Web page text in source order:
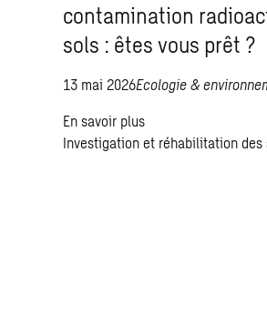
contamination
sols : êtes vous prêt ?
13 mai 2026Ecologie &
En savoir plus
Investigation et réhabilitation des